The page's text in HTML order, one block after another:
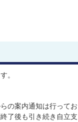
。
の案内通知は行ってお
了後も引き続き自立支